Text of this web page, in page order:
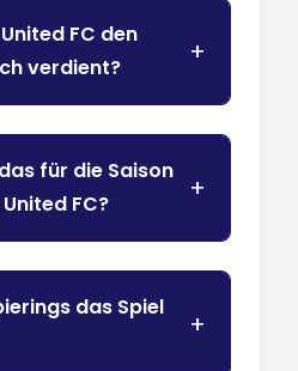
FC den
verdient?
für die Saison
FC?
das Spiel